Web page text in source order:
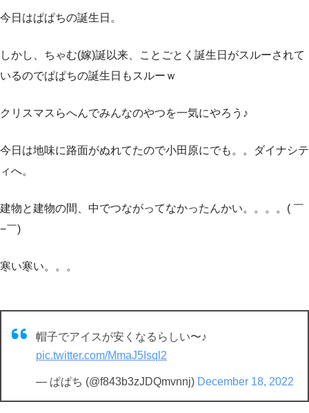
今日はぱぱちの誕生日。
しかし、ちゃむ(嫁)誕以来、ことごとく誕生日がスルーされて
いるのでぱぱちの誕生日もスルーｗ
クリスマスらへんでみんなのやつを一気にやろう♪
今日は地味に路面がぬれてたので小田原にでも。。ダイナシテ
ィへ。
建物と建物の間、中でつながってなかったんかい。。。。( ￣
−￣)
寒い寒い。。。
帽子でアイスが安くなるらしい〜♪
pic.twitter.com/MmaJ5Isql2
— ぱぱち (@f843b3zJDQmvnnj) December 18, 2022